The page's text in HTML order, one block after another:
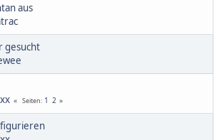
aus
gesucht
Seiten 1 2